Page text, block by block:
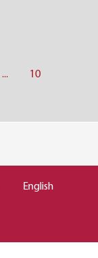
... 10
English